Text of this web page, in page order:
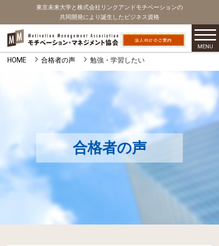
東京未来大学と株式会社リンクアンドモチベーションの
共同開発により誕生したビジネス資格
MENU
HOME 合格者の声 勉強・学習したい
合格者の声